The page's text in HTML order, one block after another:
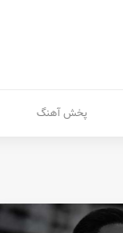
پخش آهنگ